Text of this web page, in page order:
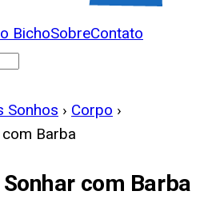
BichoSobreContato
Sonhos › Corpo ›
Barba
com Barba